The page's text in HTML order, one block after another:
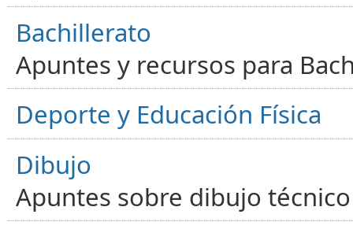
Bachillerato
Apuntes y recursos para
Deporte y Educación Física
Dibujo
Apuntes sobre dibujo